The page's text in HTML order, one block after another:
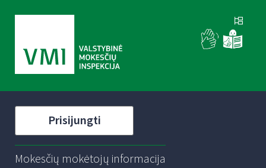
Prisijungti
Mokesčių mokėtojų informacija